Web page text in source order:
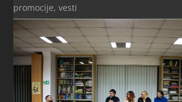
promocije,vesti